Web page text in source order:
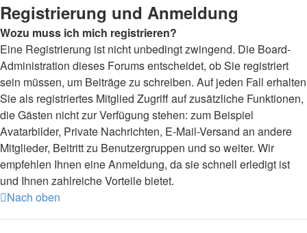
Registrierung und Anmeldung
Wozu muss ich mich registrieren?
Eine Registrierung ist nicht unbedingt zwingend. Die Board-
Administration dieses Forums entscheidet, ob Sie registriert
sein müssen, um Beiträge zu schreiben. Auf jeden Fall erhalten
Sie als registriertes Mitglied Zugriff auf zusätzliche Funktionen,
die Gästen nicht zur Verfügung stehen: zum Beispiel
Avatarbilder, Private Nachrichten, E-Mail-Versand an andere
Mitglieder, Beitritt zu Benutzergruppen und so weiter. Wir
empfehlen Ihnen eine Anmeldung, da sie schnell erledigt ist
und Ihnen zahlreiche Vorteile bietet.
Nach oben